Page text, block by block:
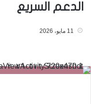
الدعم السريع
11 مايو، 2026